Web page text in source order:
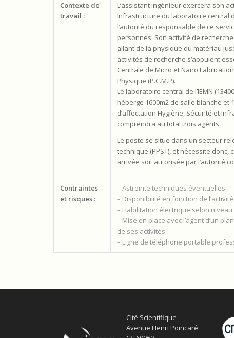
Contexte de
travail :
L’assistant ingénieur exercera son
Infrastructure du laboratoire central
l’autorité du responsable de ce
personnes. Son activité de
allant de la physique du matériau
activités de recherche s’appuient
Centrale de Micro et Nano
Physique (P.C.M.P).
Le laboratoire central de l’IEMN
héberge 1600m2 de salle blanche et
d’affectation Hygiène, Sécurité et
comprendra au total trois agents.
Le poste se situe dans un secteur
technique (PPST), et nécessite
arrivée soit autorisée par l’autorité
Contraintes
et risques :
– Astreinte techniques éventuelles
– Disponibilité en fonction de l’activité
– Habilitation électrique selon niveau
– Mise en place avec l’agent d’un
de ses activités
– Ligne de téléphone portable
Cité Scientifique
Avenue Henri Poincaré